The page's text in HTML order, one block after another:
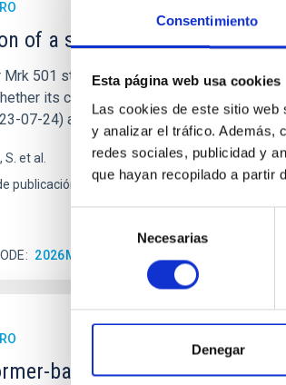
Consentimiento
Esta página web usa cookies
Las cookies de este sitio web
y analizar el tráfico. Además,
redes sociales, publicidad y
que hayan recopilado a partir
consentimiento
Necesarias
Denegar
of a second jet within the
Mrk 501 still poses challenging questions
its core harbours a supermassive
07-24) at
et al.
publicación:
2026
2026MNRAS.548AG291B
based source detection